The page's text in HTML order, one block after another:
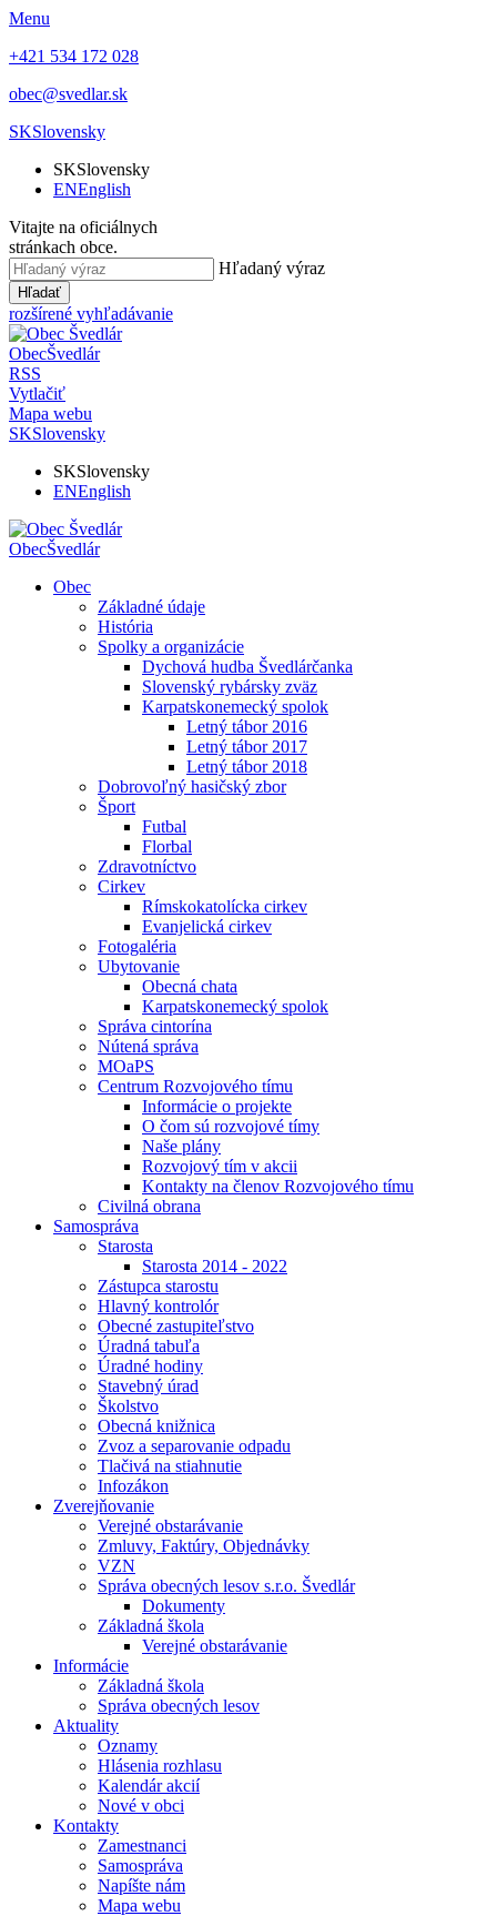
Menu
+421 534 172 028
obec@svedlar.sk
SKSlovensky
SKSlovensky
ENEnglish
Vitajte na oficiálnych
stránkach obce.
Hľadaný výraz
Hľadať
rozšírené vyhľadávanie
ObecŠvedlár
RSS
Vytlačiť
Mapa webu
SKSlovensky
SKSlovensky
ENEnglish
ObecŠvedlár
Obec
Základné údaje
História
Spolky a organizácie
Dychová hudba Švedlárčanka
Slovenský rybársky zväz
Karpatskonemecký spolok
Letný tábor 2016
Letný tábor 2017
Letný tábor 2018
Dobrovoľný hasičský zbor
Šport
Futbal
Florbal
Zdravotníctvo
Cirkev
Rímskokatolícka cirkev
Evanjelická cirkev
Fotogaléria
Ubytovanie
Obecná chata
Karpatskonemecký spolok
Správa cintorína
Nútená správa
MOaPS
Centrum Rozvojového tímu
Informácie o projekte
O čom sú rozvojové tímy
Naše plány
Rozvojový tím v akcii
Kontakty na členov Rozvojového tímu
Civilná obrana
Samospráva
Starosta
Starosta 2014 - 2022
Zástupca starostu
Hlavný kontrolór
Obecné zastupiteľstvo
Úradná tabuľa
Úradné hodiny
Stavebný úrad
Školstvo
Obecná knižnica
Zvoz a separovanie odpadu
Tlačivá na stiahnutie
Infozákon
Zverejňovanie
Verejné obstarávanie
Zmluvy, Faktúry, Objednávky
VZN
Správa obecných lesov s.r.o. Švedlár
Dokumenty
Základná škola
Verejné obstarávanie
Informácie
Základná škola
Správa obecných lesov
Aktuality
Oznamy
Hlásenia rozhlasu
Kalendár akcií
Nové v obci
Kontakty
Zamestnanci
Samospráva
Napíšte nám
Mapa webu